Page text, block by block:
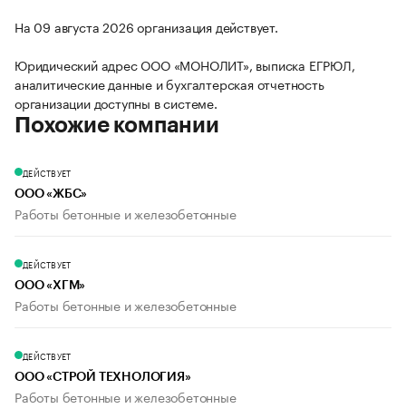
На 09 августа 2026 организация действует.
Юридический адрес ООО «МОНОЛИТ», выписка ЕГРЮЛ,
аналитические данные и бухгалтерская отчетность
организации доступны в системе.
Похожие компании
ДЕЙСТВУЕТ
ООО «ЖБС»
Работы бетонные и железобетонные
ДЕЙСТВУЕТ
ООО «ХГМ»
Работы бетонные и железобетонные
ДЕЙСТВУЕТ
ООО «СТРОЙ ТЕХНОЛОГИЯ»
Работы бетонные и железобетонные